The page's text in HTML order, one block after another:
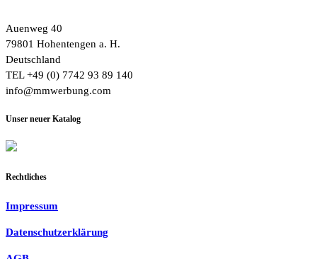
Auenweg 40
79801 Hohentengen a. H.
Deutschland
TEL +49 (0) 7742 93 89 140
info@mmwerbung.com
Unser neuer Katalog
Rechtliches
Impressum
Datenschutzerklärung